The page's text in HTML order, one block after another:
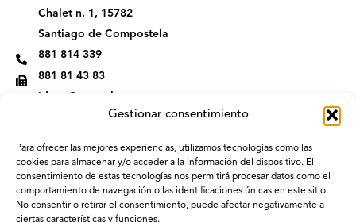
Gestionar consentimiento
Para ofrecer las mejores experiencias, utilizamos tecnologías como las
cookies para almacenar y/o acceder a la información del dispositivo. El
consentimiento de estas tecnologías nos permitirá procesar datos como el
comportamiento de navegación o las identificaciones únicas en este sitio.
No consentir o retirar el consentimiento, puede afectar negativamente a
ciertas características y funciones.
Chalet n. 1, 15782
Santiago de Compostela
881 814 339
881 81 43 83
idega@usc.gal